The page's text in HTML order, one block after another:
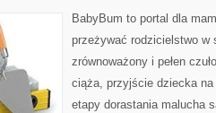
BabyBum to portal dla
przeżywać rodzicielstwo w
zrównoważony i pełen
ciąża, przyjście dziecka na
etapy dorastania malucha